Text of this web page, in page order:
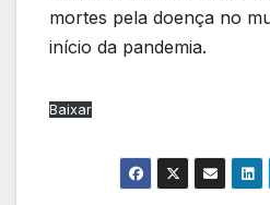
mortes pela doença no
início da pandemia.
Baixar